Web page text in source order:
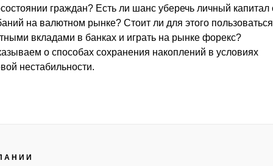
граждан? Есть ли шанс уберечь личный капитал
на валютном рынке? Стоит ли для этого пользоваться
вкладами в банках и играть на рынке форекс?
о способах сохранения накоплений в условиях
нестабильности.